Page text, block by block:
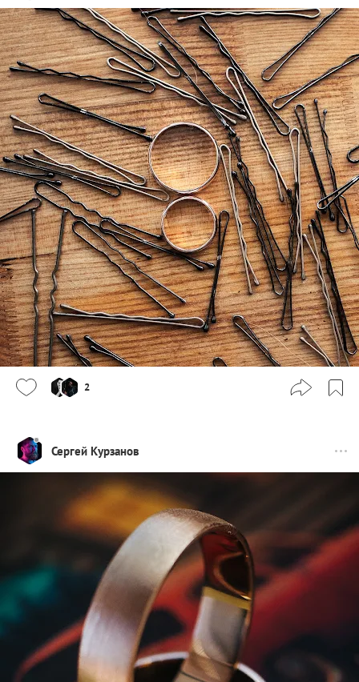
2
Сергей Курзанов